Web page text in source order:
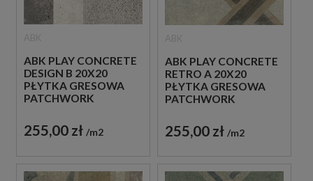
ABK PLAY CONCRETE
DESIGN B 20X20
PŁYTKA GRESOWA
PATCHWORK
255,00 zł m2
ABK PLAY CONCRETE
RETRO A 20X20
PŁYTKA GRESOWA
PATCHWORK
255,00 zł m2